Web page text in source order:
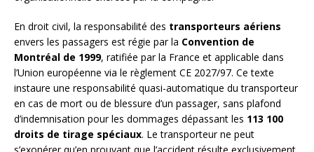
En droit civil, la responsabilité des transporteurs aériens
envers les passagers est régie par la Convention de
Montréal de 1999, ratifiée par la France et applicable dans
l’Union européenne via le règlement CE 2027/97. Ce texte
instaure une responsabilité quasi-automatique du transporteur
en cas de mort ou de blessure d’un passager, sans plafond
d’indemnisation pour les dommages dépassant les 113 100
droits de tirage spéciaux. Le transporteur ne peut